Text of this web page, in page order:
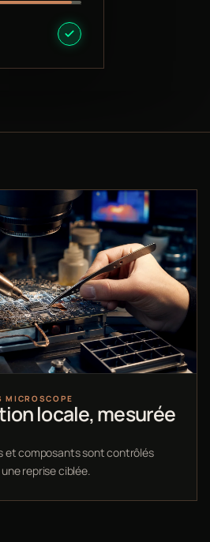
MICROSCOPE
locale, mesurée
et composants sont contrôlés
reprise ciblée.